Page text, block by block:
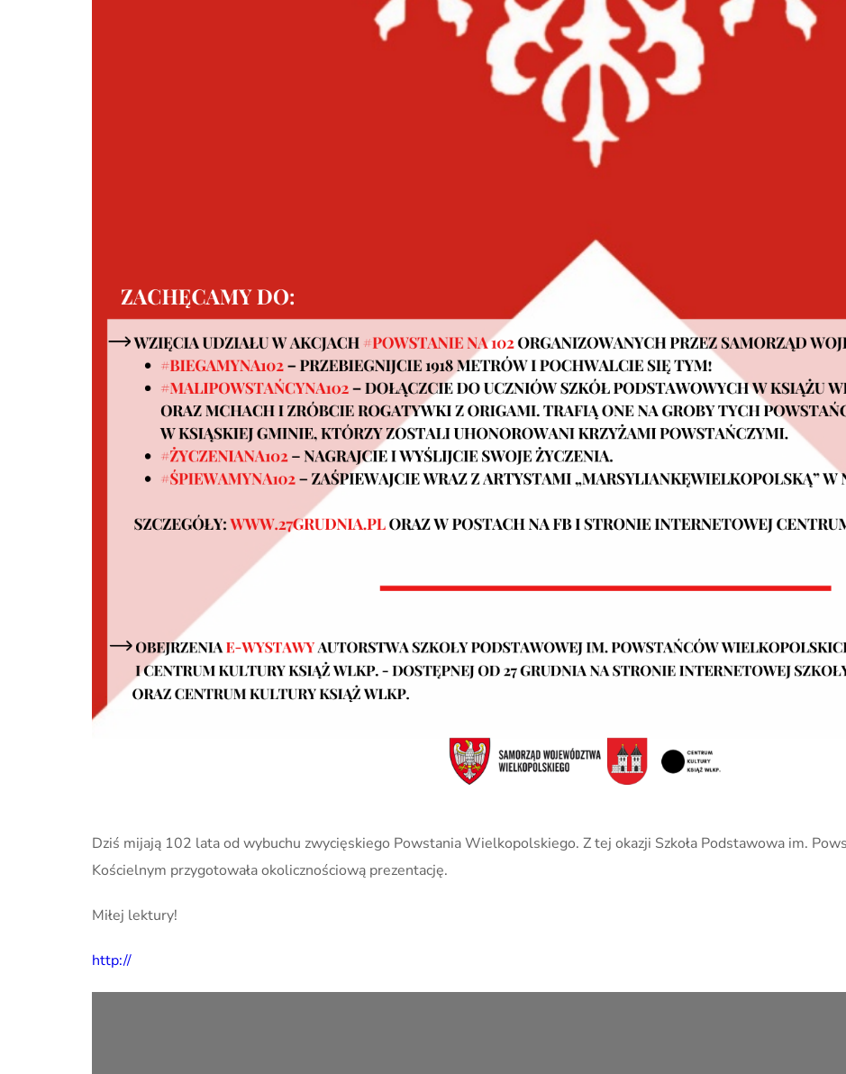
Dziś mijają 102 lata od wybuchu zwycięskiego Powstania Wielkopolskiego. Z tej okazji Szkoła Podstawowa im.
Kościelnym przygotowała okolicznościową prezentację.
Miłej lektury!
http://